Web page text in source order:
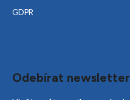
GDPR
Odebírat newsletter